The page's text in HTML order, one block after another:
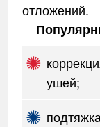
отложений.
ушей;